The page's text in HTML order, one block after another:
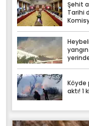
Şehit
Tarihi
Köyde
aktı! 1